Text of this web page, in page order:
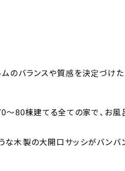
のバランスや質感を決定づけ
〜80棟建てる全ての家で、お
木製の大開口サッシがバンバ